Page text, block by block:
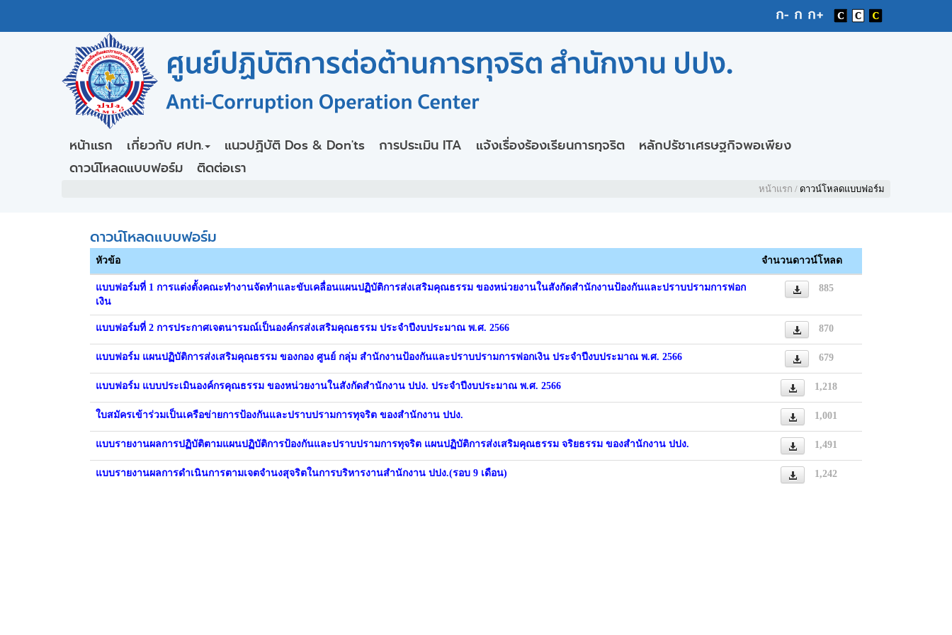
หน้าแรก เกี่ยวกับ ศปท. แนวปฏิบัติ Dos & Don'ts การประเมิน ITA แจ้งเรื่องร้องเรียนการทุจริต
หลักปรัชาเศรษฐกิจพอเพียง
ดาวน์โหลดแบบฟอร์ม
ติดต่อเรา
หน้าแรก / ดาวน์โหลดแบบฟอร์ม
ดาวน์โหลดแบบฟอร์ม
หัวข้อ จำนวนดาวน์โหลด
แบบฟอร์มที่ 1 การแต่งตั้งคณะทำงานจัดทำและขับเคลื่อนแผนปฏิบัติการส่งเสริมคุณธรรม ของหน่วยงานในสังกัดสำนักงานป้องกันและปราบปรามการฟอก
เงิน
885
แบบฟอร์มที่ 2 การประกาศเจตนารมณ์เป็นองค์กรส่งเสริมคุณธรรม ประจำปีงบประมาณ พ.ศ. 2566 870
แบบฟอร์ม แผนปฏิบัติการส่งเสริมคุณธรรม ของกอง ศูนย์ กลุ่ม สำนักงานป้องกันและปราบปรามการฟอกเงิน ประจำปีงบประมาณ พ.ศ. 2566 679
แบบฟอร์ม แบบประเมินองค์กรคุณธรรม ของหน่วยงานในสังกัดสำนักงาน ปปง. ประจำปีงบประมาณ พ.ศ. 2566 1,218
ใบสมัครเข้าร่วมเป็นเครือข่ายการป้องกันและปราบปรามการทุจริต ของสำนักงาน ปปง. 1,001
แบบรายงานผลการปฏิบัติตามแผนปฏิบัติการป้องกันและปราบปรามการทุจริต แผนปฏิบัติการส่งเสริมคุณธรรม จริยธรรม ของสำนักงาน ปปง. 1,491
แบบรายงานผลการดำเนินการตามเจตจำนงสุจริตในการบริหารงานสำนักงาน ปปง.(รอบ 9 เดือน) 1,242